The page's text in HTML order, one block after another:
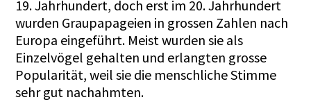
19. Jahrhundert, doch erst im 20. Jahrhundert
wurden Graupapageien in grossen Zahlen nach
Europa eingeführt. Meist wurden sie als
Einzelvögel gehalten und erlangten grosse
Popularität, weil sie die menschliche Stimme
sehr gut nachahmten.